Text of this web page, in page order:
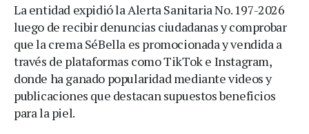
La entidad expidió la Alerta Sanitaria No. 197-2026
luego de recibir denuncias ciudadanas y comprobar
que la crema SéBella es promocionada y vendida a
través de plataformas como TikTok e Instagram,
donde ha ganado popularidad mediante videos y
publicaciones que destacan supuestos beneficios
para la piel.